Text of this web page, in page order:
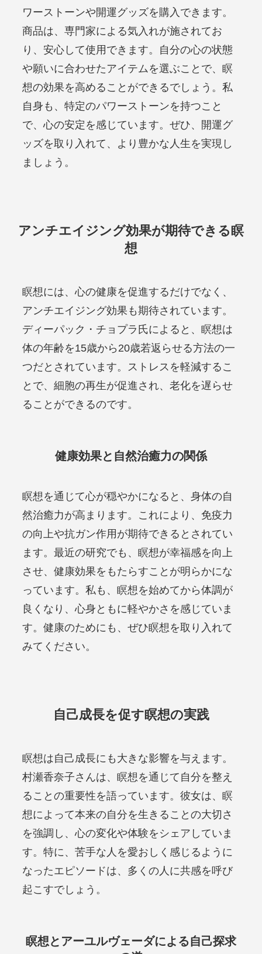
ワーストーンや開運グッズを購入できます。
商品は、専門家による気入れが施されてお
り、安心して使用できます。自分の心の状態
や願いに合わせたアイテムを選ぶことで、瞑
想の効果を高めることができるでしょう。私
自身も、特定のパワーストーンを持つこと
で、心の安定を感じています。ぜひ、開運グ
ッズを取り入れて、より豊かな人生を実現し
ましょう。
アンチエイジング効果が期待できる瞑
想
瞑想には、心の健康を促進するだけでなく、
アンチエイジング効果も期待されています。
ディーパック・チョプラ氏によると、瞑想は
体の年齢を15歳から20歳若返らせる方法の一
つだとされています。ストレスを軽減するこ
とで、細胞の再生が促進され、老化を遅らせ
ることができるのです。
健康効果と自然治癒力の関係
瞑想を通じて心が穏やかになると、身体の自
然治癒力が高まります。これにより、免疫力
の向上や抗ガン作用が期待できるとされてい
ます。最近の研究でも、瞑想が幸福感を向上
させ、健康効果をもたらすことが明らかにな
っています。私も、瞑想を始めてから体調が
良くなり、心身ともに軽やかさを感じていま
す。健康のためにも、ぜひ瞑想を取り入れて
みてください。
自己成長を促す瞑想の実践
瞑想は自己成長にも大きな影響を与えます。
村瀬香奈子さんは、瞑想を通じて自分を整え
ることの重要性を語っています。彼女は、瞑
想によって本来の自分を生きることの大切さ
を強調し、心の変化や体験をシェアしていま
す。特に、苦手な人を愛おしく感じるように
なったエピソードは、多くの人に共感を呼び
起こすでしょう。
瞑想とアーユルヴェーダによる自己探求